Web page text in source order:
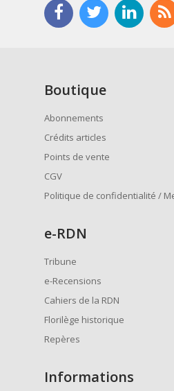
Boutique
Abonnements
Crédits articles
Points de vente
CGV
Politique de confidentialité /
e-RDN
Tribune
e-Recensions
Cahiers de la RDN
Florilège historique
Repères
Informations